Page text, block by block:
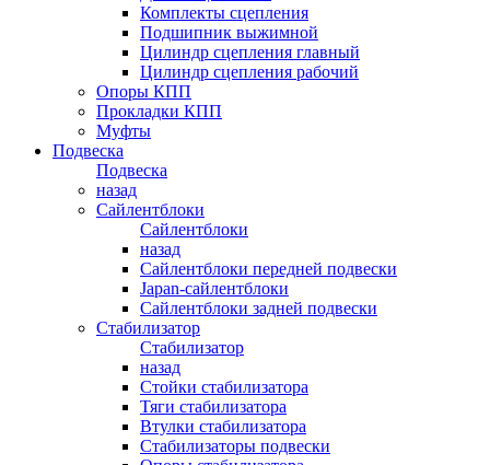
Комплекты сцепления
Подшипник выжимной
Цилиндр сцепления главный
Цилиндр сцепления рабочий
Опоры КПП
Прокладки КПП
Муфты
Подвеска
Подвеска
назад
Сайлентблоки
Сайлентблоки
назад
Сайлентблоки передней подвески
Japan-сайлентблоки
Сайлентблоки задней подвески
Стабилизатор
Стабилизатор
назад
Стойки стабилизатора
Тяги стабилизатора
Втулки стабилизатора
Стабилизаторы подвески